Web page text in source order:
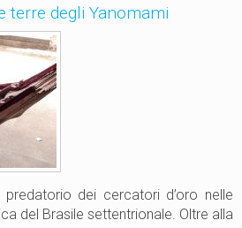
terre degli Yanomami
dei cercatori d’oro nelle
del Brasile settentrionale. Oltre alla